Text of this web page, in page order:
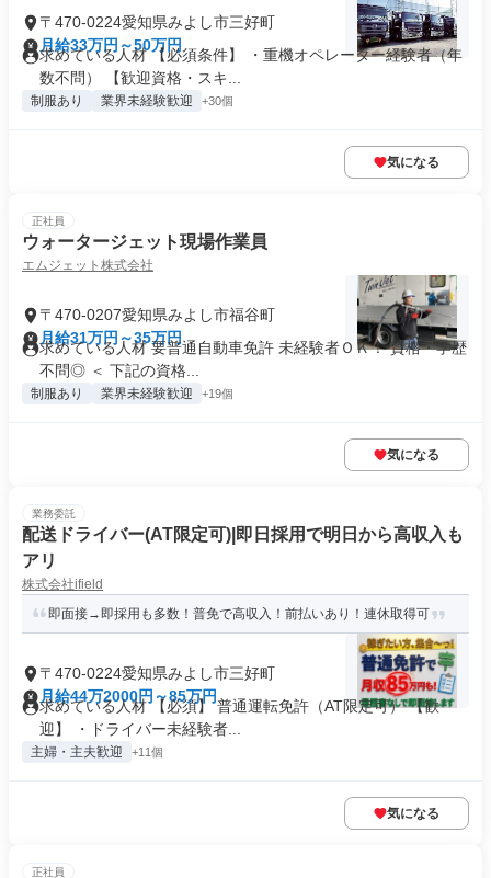
〒470-0224愛知県みよし市三好町
月給33万円～50万円
求めている人材 【必須条件】 ・重機オペレーター経験者（年
数不問） 【歓迎資格・スキ...
制服あり 業界未経験歓迎 +30個
気になる
正社員
ウォータージェット現場作業員
エムジェット株式会社
〒470-0207愛知県みよし市福谷町
月給31万円～35万円
求めている人材 要普通自動車免許 未経験者ＯＫ！ 資格・学歴
不問◎ ＜ 下記の資格...
制服あり 業界未経験歓迎 +19個
気になる
業務委託
配送ドライバー(AT限定可)|即日採用で明日から高収入も
アリ
株式会社ifield
即面接→即採用も多数！普免で高収入！前払いあり！連休取得可
〒470-0224愛知県みよし市三好町
月給44万2000円～85万円
求めている人材 【必須】 普通運転免許（AT限定可） 【歓
迎】 ・ドライバー未経験者...
主婦・主夫歓迎 +11個
気になる
正社員